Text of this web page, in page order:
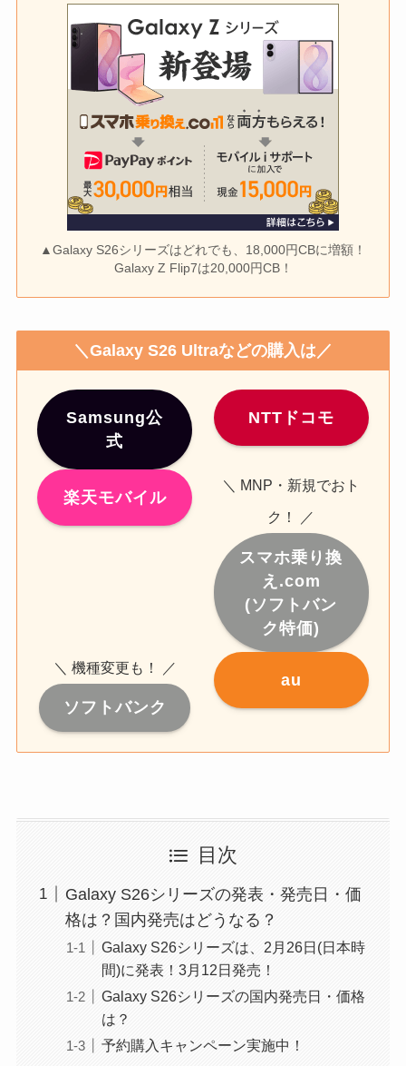
▲Galaxy S26シリーズはどれでも、18,000円CBに増額！
Galaxy Z Flip7は20,000円CB！
＼Galaxy S26 Ultraなどの購入は／
Samsung公
式
NTTドコモ
楽天モバイル
＼ MNP・新規でおト
ク！ ／
スマホ乗り換
え.com
(ソフトバン
ク特価)
＼ 機種変更も！ ／
ソフトバンク
au
目次
Galaxy S26シリーズの発表・発売日・価
格は？国内発売はどうなる？
Galaxy S26シリーズは、2月26日(日本時
間)に発表！3月12日発売！
Galaxy S26シリーズの国内発売日・価格
は？
予約購入キャンペーン実施中！